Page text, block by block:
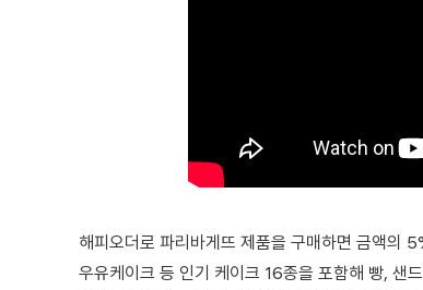
해피오더로 파리바게뜨 제품을 구매하면 금액의
우유케이크 등 인기 케이크 16종을 포함해 빵, 샌